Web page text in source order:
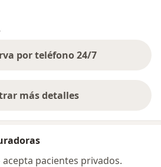
por teléfono 24/7
más detalles
sobre la dirección
pacientes privados.